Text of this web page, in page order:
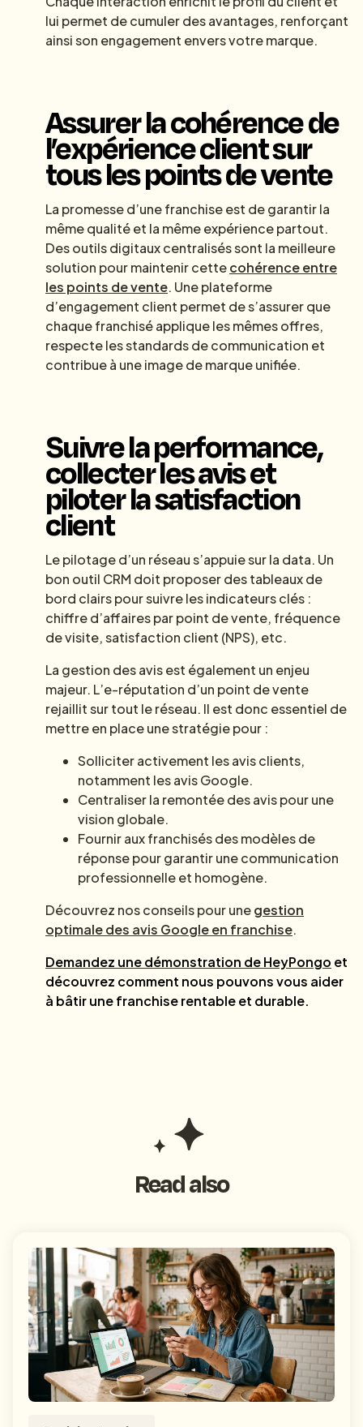
lui permet de cumuler des avantages, renforçant
ainsi son engagement envers votre marque.
Assurer la cohérence de
l’expérience client sur
tous les points de vente
La promesse d’une franchise est de garantir la
même qualité et la même expérience partout.
Des outils digitaux centralisés sont la meilleure
solution pour maintenir cettecohérence entre
les points de vente. Une plateforme
d’engagement client permet de s’assurer que
chaque franchisé applique les mêmes offres,
respecte les standards de communication et
contribue à une image de marque unifiée.
Suivre la performance,
collecter les avis et
piloter la satisfaction
client
Le pilotage d’un réseau s’appuie sur la data. Un
bon outil CRM doit proposer des tableaux de
bord clairs pour suivre les indicateurs clés :
chiffre d’affaires par point de vente, fréquence
de visite, satisfaction client (NPS), etc.
La gestion des avis est également un enjeu
majeur. L’e-réputation d’un point de vente
rejaillit sur tout le réseau. Il est donc essentiel de
mettre en place une stratégie pour :
Solliciter activement les avis clients,
notamment les avis Google.
Centraliser la remontée des avis pour une
vision globale.
Fournir aux franchisés des modèles de
réponse pour garantir une communication
professionnelle et homogène.
Découvrez nos conseils pour unegestion
optimale des avis Google en franchise.
Demandez une démonstration de HeyPongo et
découvrez comment nous pouvons vous aider
à bâtir une franchise rentable et durable.
Read also